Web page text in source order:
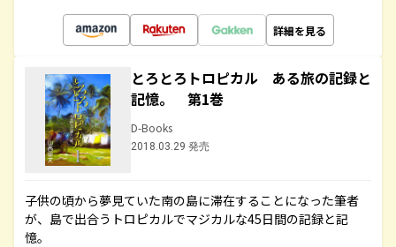
詳細を見る
とろとろトロピカル ある旅の記録と
記憶。 第1巻
D-Books
2018.03.29 発売
子供の頃から夢見ていた南の島に滞在することになった筆者
が、島で出合うトロピカルでマジカルな45日間の記録と記
憶。